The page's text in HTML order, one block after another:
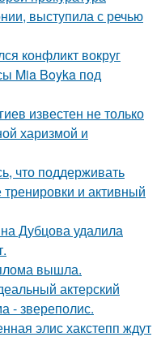
выступила с речью
конфликт вокруг
Mia Boyka под
известен не только
харизмой и
что поддерживать
и активный
Дубцова удалила
вышла.
актерский
- звереполис.
элис хакстепп ждут